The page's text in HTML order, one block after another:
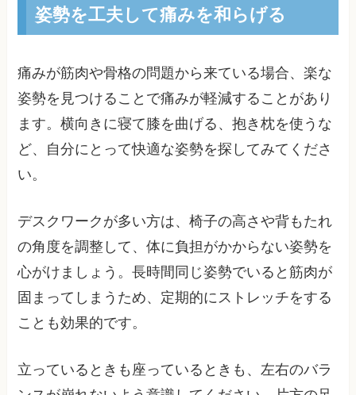
姿勢を工夫して痛みを和らげる
痛みが筋肉や骨格の問題から来ている場合、楽な
姿勢を見つけることで痛みが軽減することがあり
ます。横向きに寝て膝を曲げる、抱き枕を使うな
ど、自分にとって快適な姿勢を探してみてくださ
い。
デスクワークが多い方は、椅子の高さや背もたれ
の角度を調整して、体に負担がかからない姿勢を
心がけましょう。長時間同じ姿勢でいると筋肉が
固まってしまうため、定期的にストレッチをする
ことも効果的です。
立っているときも座っているときも、左右のバラ